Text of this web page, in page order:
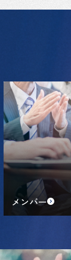
メンバー